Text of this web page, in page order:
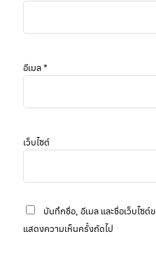
อีเมล*
เว็บไซต์
บันทึกชื่อ, อีเมล และชื่อเว็บไซ
แสดงความเห็นครั้งถัดไป